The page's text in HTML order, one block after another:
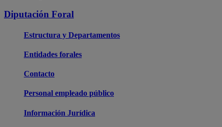
Diputación Foral
Estructura y Departamentos
Entidades forales
Contacto
Personal empleado público
Información Jurídica